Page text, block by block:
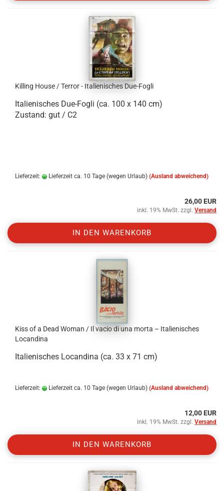
Killing House / Terror - Italienisches Due-Fogli
Italienisches Due-Fogli (ca. 100 x 140 cm)
Zustand: gut / C2
Lieferzeit: Lieferzeit ca. 10 Tage (wegen Urlaub) (Ausland abweichend)
26,00 EUR
inkl. 19% MwSt. zzgl. Versand
IN DEN WARENKORB
Kiss of a Dead Woman / Il vacio di una morta – Italienisches
Locandina
Italienisches Locandina (ca. 33 x 71 cm)
Lieferzeit: Lieferzeit ca. 10 Tage (wegen Urlaub) (Ausland abweichend)
12,00 EUR
inkl. 19% MwSt. zzgl. Versand
IN DEN WARENKORB